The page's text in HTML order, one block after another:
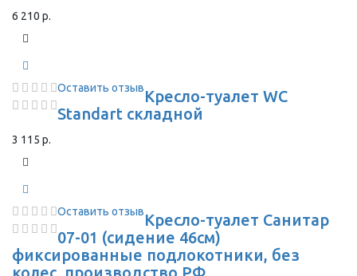
6 210 р.
Оставить отзывКресло-туалет WC
Standart складной
3 115 р.
Оставить отзывКресло-туалет Санитар
07-01 (сидение 46см)
фиксированные подлокотники, без